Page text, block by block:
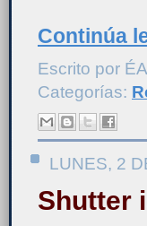
Continúa
Escrito por ÉA
Categorías:
LUNES, 2
Shutter